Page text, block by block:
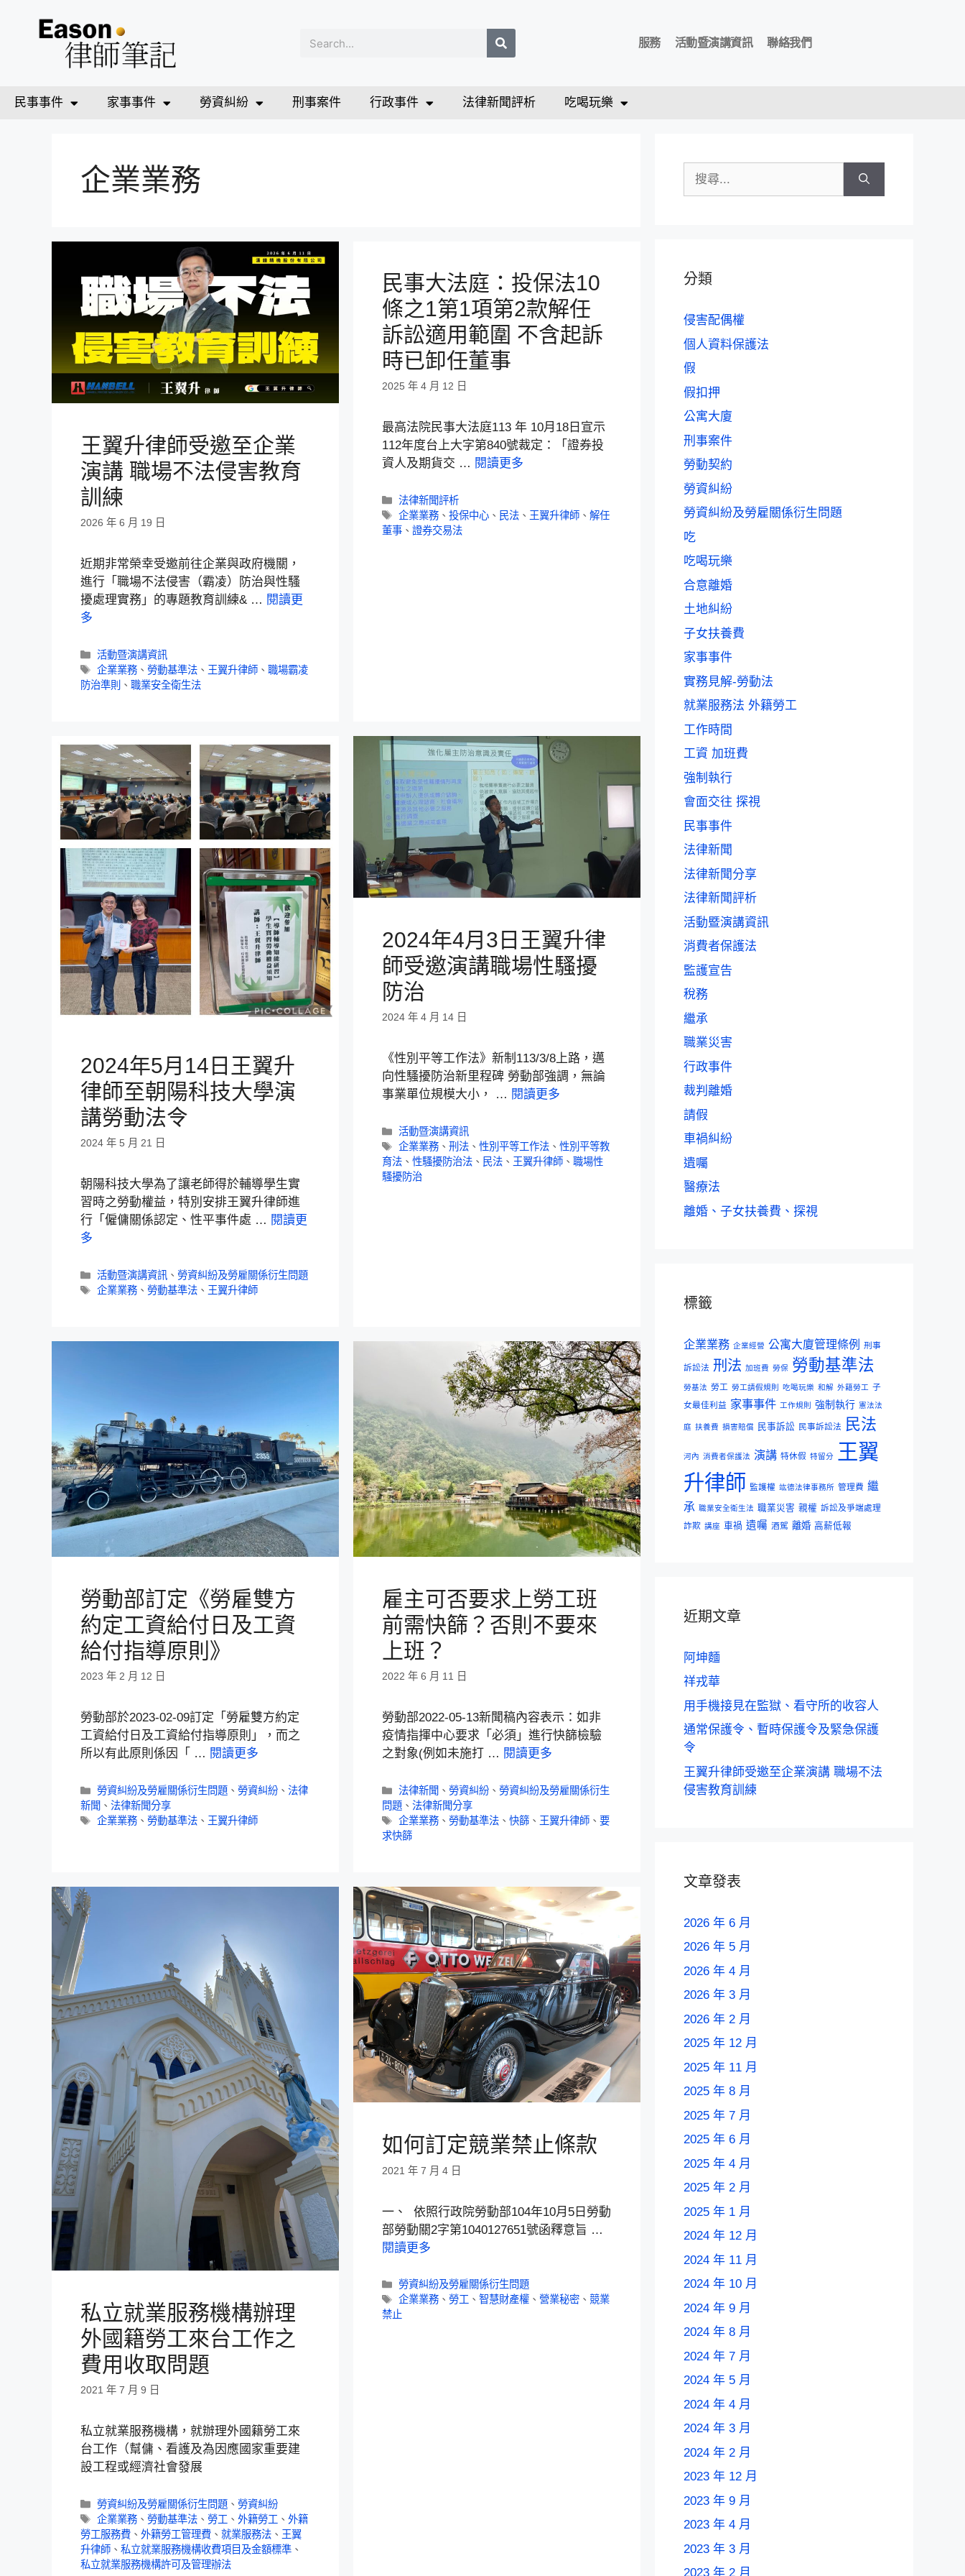
服務 活動暨演講資訊 聯絡我們
民事事件 家事事件 勞資糾紛 刑事案件 行政事件 法律新聞評析 吃喝玩樂
企業業務
王翼升律師受邀至企業
演講 職場不法侵害教育
訓練
2026 年 6 月 19 日
近期非常榮幸受邀前往企業與政府機關，
進行「職場不法侵害（霸凌）防治與性騷
擾處理實務」的專題教育訓練& … 閱讀更
多
活動暨演講資訊
企業業務 、勞動基準法 、 王翼升律師 、職場霸凌
防治準則 、 職業安全衛生法
民事大法庭：投保法10
條之1第1項第2款解任
訴訟適用範圍 不含起訴
時已卸任董事
2025 年 4 月 12 日
最高法院民事大法庭113 年 10月18日宣示
112年度台上大字第840號裁定：「證券投
資人及期貨交 … 閱讀更多
法律新聞評析
企業業務 、投保中心 、 民法 、 王翼升律師 、解任
董事 、 證券交易法
2024年5月14日王翼升
律師至朝陽科技大學演
講勞動法令
2024 年 5 月 21 日
朝陽科技大學為了讓老師得於輔導學生實
習時之勞動權益，特別安排王翼升律師進
行「僱傭關係認定、性平事件處 … 閱讀更
多
活動暨演講資訊 、勞資糾紛及勞雇關係衍生問題
企業業務 、勞動基準法 、 王翼升律師
2024年4月3日王翼升律
師受邀演講職場性騷擾
防治
2024 年 4 月 14 日
《性別平等工作法》新制113/3/8上路，邁
向性騷擾防治新里程碑 勞動部強調，無論
事業單位規模大小， … 閱讀更多
活動暨演講資訊
企業業務 、刑法 、性別平等工作法 、性別平等教
育法 、 性騷擾防治法 、 民法 、 王翼升律師 、 職場性
騷擾防治
勞動部訂定《勞雇雙方
約定工資給付日及工資
給付指導原則》
2023 年 2 月 12 日
勞動部於2023-02-09訂定「勞雇雙方約定
工資給付日及工資給付指導原則」，而之
所以有此原則係因「 … 閱讀更多
勞資糾紛及勞雇關係衍生問題 、勞資糾紛 、法律
新聞 、 法律新聞分享
企業業務 、勞動基準法 、 王翼升律師
雇主可否要求上勞工班
前需快篩？否則不要來
上班？
2022 年 6 月 11 日
勞動部2022-05-13新聞稿內容表示：如非
疫情指揮中心要求「必須」進行快篩檢驗
之對象(例如未施打 … 閱讀更多
法律新聞 、勞資糾紛 、勞資糾紛及勞雇關係衍生
問題 、 法律新聞分享
企業業務 、勞動基準法 、快篩 、 王翼升律師 、要
求快篩
私立就業服務機構辦理
外國籍勞工來台工作之
費用收取問題
2021 年 7 月 9 日
私立就業服務機構，就辦理外國籍勞工來
台工作（幫傭、看護及為因應國家重要建
設工程或經濟社會發展
勞資糾紛及勞雇關係衍生問題 、勞資糾紛
企業業務 、勞動基準法 、勞工 、外籍勞工 、外籍
勞工服務費 、 外籍勞工管理費 、 就業服務法 、 王翼
升律師 、 私立就業服務機構收費項目及金額標準 、
私立就業服務機構許可及管理辦法
如何訂定競業禁止條款
2021 年 7 月 4 日
一、 依照行政院勞動部104年10月5日勞動
部勞動關2字第1040127651號函釋意旨 …
閱讀更多
勞資糾紛及勞雇關係衍生問題
企業業務 、勞工 、智慧財產權 、營業秘密 、競業
禁止
分類
侵害配偶權
個人資料保護法
假
假扣押
公寓大廈
刑事案件
勞動契約
勞資糾紛
勞資糾紛及勞雇關係衍生問題
吃
吃喝玩樂
合意離婚
土地糾紛
子女扶養費
家事事件
實務見解-勞動法
就業服務法 外籍勞工
工作時間
工資 加班費
強制執行
會面交往 探視
民事事件
法律新聞
法律新聞分享
法律新聞評析
活動暨演講資訊
消費者保護法
監護宣告
稅務
繼承
職業災害
行政事件
裁判離婚
請假
車禍糾紛
遺囑
醫療法
離婚、子女扶養費、探視
標籤
企業業務 企業經營 公寓大廈管理條例 刑事
訴訟法 刑法 加班費 勞保 勞動基準法
勞基法 勞工 勞工請假規則 吃喝玩樂 和解 外籍勞工 子
女最佳利益 家事事件 工作規則 強制執行 憲法法
庭 扶養費 損害賠償 民事訴訟 民事訴訟法 民法
河內 消費者保護法 演講 特休假 特留分
王翼
升律師 監護權 竑德法律事務所 管理費 繼
承 職業安全衛生法 職業災害 親權 訴訟及爭端處理
詐欺 講座 車禍 遺囑 酒駕 離婚 高薪低報
近期文章
阿坤麵
祥戎華
用手機接見在監獄、看守所的收容人
通常保護令、暫時保護令及緊急保護
令
王翼升律師受邀至企業演講 職場不法
侵害教育訓練
文章發表
2026 年 6 月
2026 年 5 月
2026 年 4 月
2026 年 3 月
2026 年 2 月
2025 年 12 月
2025 年 11 月
2025 年 8 月
2025 年 7 月
2025 年 6 月
2025 年 4 月
2025 年 2 月
2025 年 1 月
2024 年 12 月
2024 年 11 月
2024 年 10 月
2024 年 9 月
2024 年 8 月
2024 年 7 月
2024 年 5 月
2024 年 4 月
2024 年 3 月
2024 年 2 月
2023 年 12 月
2023 年 9 月
2023 年 4 月
2023 年 3 月
2023 年 2 月